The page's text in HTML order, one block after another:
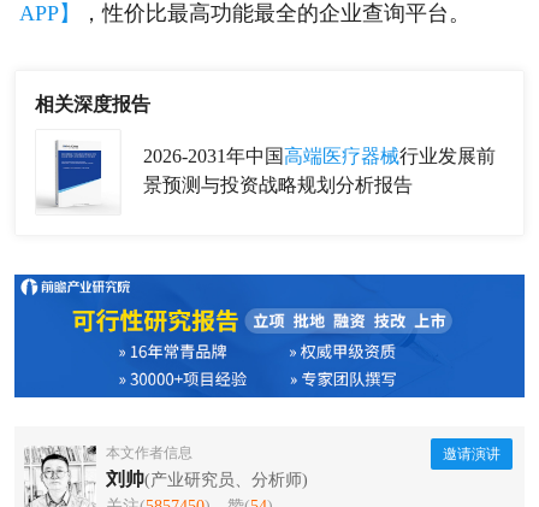
APP】
，性价比最高功能最全的企业查询平台。
相关深度报告
2026-2031年中国高端医疗器械行业发展前
景预测与投资战略规划分析报告
本文作者信息
刘帅(产业研究员、分析师)
邀请演讲